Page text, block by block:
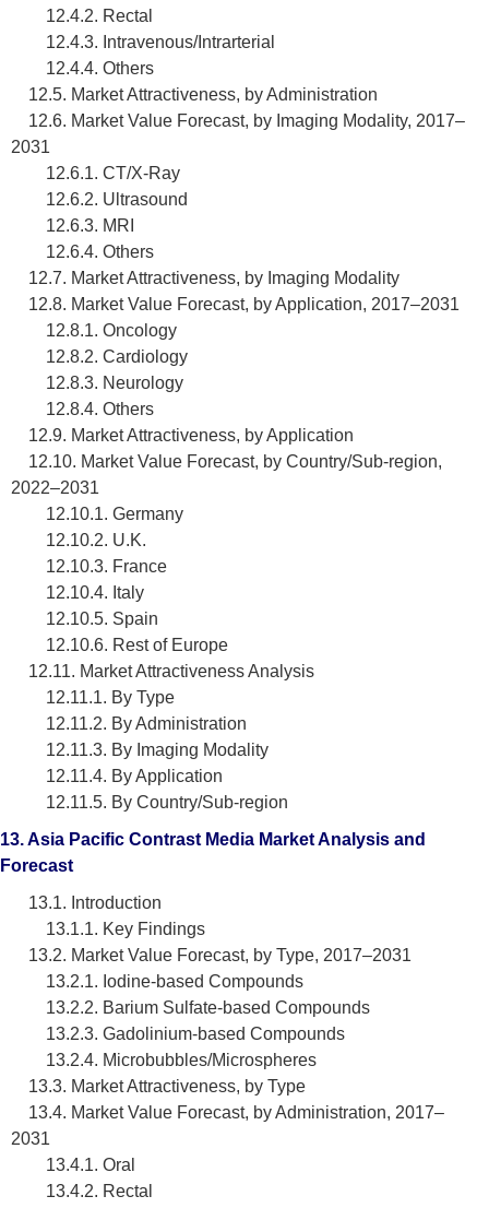
12.4.2. Rectal
12.4.3. Intravenous/Intrarterial
12.4.4. Others
12.5. Market Attractiveness, by Administration
12.6. Market Value Forecast, by Imaging Modality, 2017–
2031
12.6.1. CT/X-Ray
12.6.2. Ultrasound
12.6.3. MRI
12.6.4. Others
12.7. Market Attractiveness, by Imaging Modality
12.8. Market Value Forecast, by Application, 2017–2031
12.8.1. Oncology
12.8.2. Cardiology
12.8.3. Neurology
12.8.4. Others
12.9. Market Attractiveness, by Application
12.10. Market Value Forecast, by Country/Sub-region,
2022–2031
12.10.1. Germany
12.10.2. U.K.
12.10.3. France
12.10.4. Italy
12.10.5. Spain
12.10.6. Rest of Europe
12.11. Market Attractiveness Analysis
12.11.1. By Type
12.11.2. By Administration
12.11.3. By Imaging Modality
12.11.4. By Application
12.11.5. By Country/Sub-region
13. Asia Pacific Contrast Media Market Analysis and
Forecast
13.1. Introduction
13.1.1. Key Findings
13.2. Market Value Forecast, by Type, 2017–2031
13.2.1. Iodine-based Compounds
13.2.2. Barium Sulfate-based Compounds
13.2.3. Gadolinium-based Compounds
13.2.4. Microbubbles/Microspheres
13.3. Market Attractiveness, by Type
13.4. Market Value Forecast, by Administration, 2017–
2031
13.4.1. Oral
13.4.2. Rectal